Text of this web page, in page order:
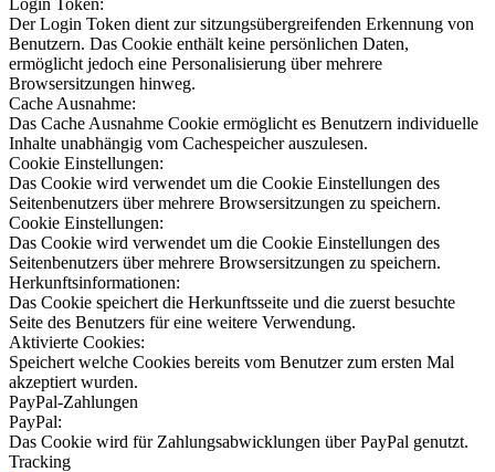
Der Login Token dient zur sitzungsübergreifenden Erkennung von
Benutzern. Das Cookie enthält keine persönlichen Daten,
ermöglicht jedoch eine Personalisierung über mehrere
Browsersitzungen hinweg.
Cache Ausnahme:
Das Cache Ausnahme Cookie ermöglicht es Benutzern individuelle
Inhalte unabhängig vom Cachespeicher auszulesen.
Cookie Einstellungen:
Das Cookie wird verwendet um die Cookie Einstellungen des
Seitenbenutzers über mehrere Browsersitzungen zu speichern.
Cookie Einstellungen:
Das Cookie wird verwendet um die Cookie Einstellungen des
Seitenbenutzers über mehrere Browsersitzungen zu speichern.
Herkunftsinformationen:
Das Cookie speichert die Herkunftsseite und die zuerst besuchte
Seite des Benutzers für eine weitere Verwendung.
Aktivierte Cookies:
Speichert welche Cookies bereits vom Benutzer zum ersten Mal
akzeptiert wurden.
PayPal-Zahlungen
PayPal:
Das Cookie wird für Zahlungsabwicklungen über PayPal genutzt.
Tracking